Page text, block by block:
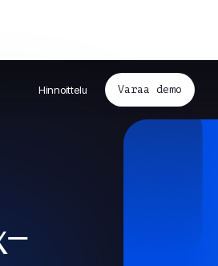
Hinnoittelu Varaa demo